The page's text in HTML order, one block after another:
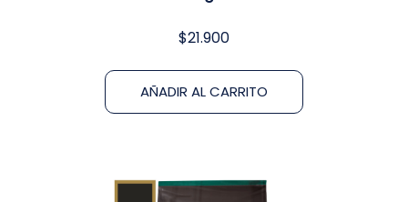
$21.900
AÑADIR AL CARRITO